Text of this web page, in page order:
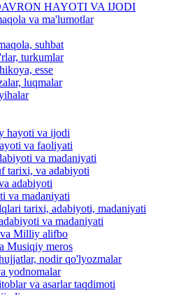
HAYOTI VA IJODI
va ma'lumotlar
suhbat
turkumlar
esse
luqmalar
hayoti va ijodi
va faoliyati
va madaniyati
tarixi, va adabiyoti
adabiyoti
va madaniyati
tarixi, adabiyoti, madaniyati
va madaniyati
Milliy alifbo
Musiqiy meros
nodir qo'lyozmalar
yodnomalar
va asarlar taqdimoti